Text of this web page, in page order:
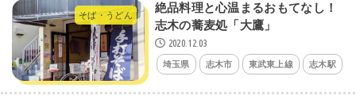
そば・うどん
絶品料理と心温まるおもてなし！
志木の蕎麦処「大鷹」
2020.12.03
埼玉県 志木市 東武東上線 志木駅